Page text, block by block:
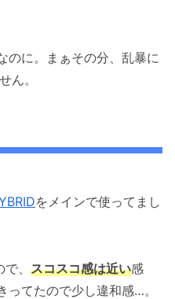
のに。まぁその分、乱暴に
ん。
をメインで使ってまし
、 スコスコ感は近い感
ってたので少し違和感…。